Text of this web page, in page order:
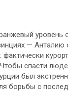
уровень
— Анталию
спасти
был
борьбы с